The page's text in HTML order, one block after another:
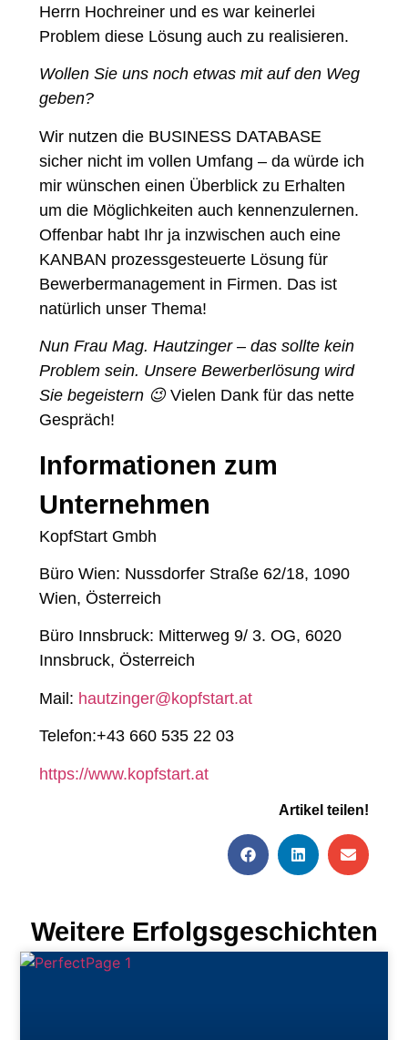
Herrn Hochreiner und es war keinerlei
Problem diese Lösung auch zu realisieren.
Wollen Sie uns noch etwas mit auf den Weg
geben?
Wir nutzen die BUSINESS DATABASE
sicher nicht im vollen Umfang – da würde ich
mir wünschen einen Überblick zu Erhalten
um die Möglichkeiten auch kennenzulernen.
Offenbar habt Ihr ja inzwischen auch eine
KANBAN prozessgesteuerte Lösung für
Bewerbermanagement in Firmen. Das ist
natürlich unser Thema!
Nun Frau Mag. Hautzinger – das sollte kein
Problem sein. Unsere Bewerberlösung wird
Sie begeistern 😉 Vielen Dank für das nette
Gespräch!
Informationen zum
Unternehmen
KopfStart Gmbh
Büro Wien: Nussdorfer Straße 62/18, 1090
Wien, Österreich
Büro Innsbruck: Mitterweg 9/ 3. OG, 6020
Innsbruck, Österreich
Mail: hautzinger@kopfstart.at
Telefon:+43 660 535 22 03
https://www.kopfstart.at
Artikel teilen!
Weitere Erfolgsgeschichten